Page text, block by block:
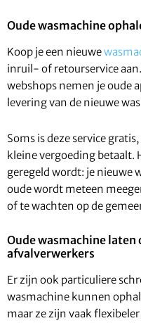
Oude wasmachine
Koop je een nieuwe
inruil- of retourservice
webshops nemen je oude
levering van de nieuwe
Soms is deze service
kleine vergoeding betaalt.
geregeld wordt: je nieuwe
oude wordt meteen
of te wachten op de
Oude wasmachine
afvalverwerkers
Er zijn ook particuliere
wasmachine kunnen
maar ze zijn vaak